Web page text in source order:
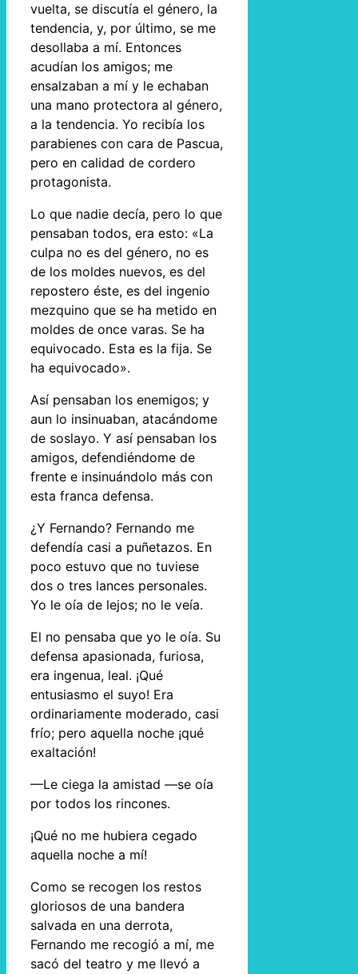
vuelta, se discutía el género, la
tendencia, y, por último, se me
desollaba a mí. Entonces
acudían los amigos; me
ensalzaban a mí y le echaban
una mano protectora al género,
a la tendencia. Yo recibía los
parabienes con cara de Pascua,
pero en calidad de cordero
protagonista.
Lo que nadie decía, pero lo que
pensaban todos, era esto: «La
culpa no es del género, no es
de los moldes nuevos, es del
repostero éste, es del ingenio
mezquino que se ha metido en
moldes de once varas. Se ha
equivocado. Esta es la fija. Se
ha equivocado».
Así pensaban los enemigos; y
aun lo insinuaban, atacándome
de soslayo. Y así pensaban los
amigos, defendiéndome de
frente e insinuándolo más con
esta franca defensa.
¿Y Fernando? Fernando me
defendía casi a puñetazos. En
poco estuvo que no tuviese
dos o tres lances personales.
Yo le oía de lejos; no le veía.
El no pensaba que yo le oía. Su
defensa apasionada, furiosa,
era ingenua, leal. ¡Qué
entusiasmo el suyo! Era
ordinariamente moderado, casi
frío; pero aquella noche ¡qué
exaltación!
—Le ciega la amistad —se oía
por todos los rincones.
¡Qué no me hubiera cegado
aquella noche a mí!
Como se recogen los restos
gloriosos de una bandera
salvada en una derrota,
Fernando me recogió a mí, me
sacó del teatro y me llevó a